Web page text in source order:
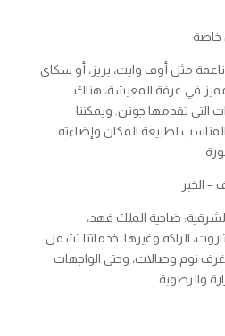
خاصة
مثل أوف وايت، بريز، أو سكاي
مميز في غرفة المعيشة، هناك
التي تقدمها جوتن. ويمكننا
لطبيعة المكان وإضاءته
– الخبر
ضاحية الملك فهد،
تاروت، الراكه وغيرها. خدماتنا تشمل
نوم وصالات، وحتى الواجهات
والرطوبة.